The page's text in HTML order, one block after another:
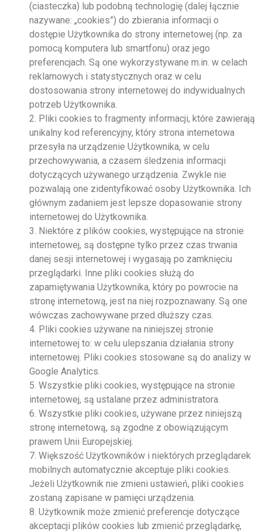
(ciasteczka) lub podobną technologię (dalej łącznie
nazywane: „cookies”) do zbierania informacji o
dostępie Użytkownika do strony internetowej (np. za
pomocą komputera lub smartfonu) oraz jego
preferencjach. Są one wykorzystywane m.in. w celach
reklamowych i statystycznych oraz w celu
dostosowania strony internetowej do indywidualnych
potrzeb Użytkownika.
2. Pliki cookies to fragmenty informacji, które zawierają
unikalny kod referencyjny, który strona internetowa
przesyła na urządzenie Użytkownika, w celu
przechowywania, a czasem śledzenia informacji
dotyczących używanego urządzenia. Zwykle nie
pozwalają one zidentyfikować osoby Użytkownika. Ich
głównym zadaniem jest lepsze dopasowanie strony
internetowej do Użytkownika.
3. Niektóre z plików cookies, występujące na stronie
internetowej, są dostępne tylko przez czas trwania
danej sesji internetowej i wygasają po zamknięciu
przeglądarki. Inne pliki cookies służą do
zapamiętywania Użytkownika, który po powrocie na
stronę internetową, jest na niej rozpoznawany. Są one
wówczas zachowywane przed dłuższy czas.
4. Pliki cookies używane na niniejszej stronie
internetowej to: w celu ulepszania działania strony
internetowej. Pliki cookies stosowane są do analizy w
Google Analytics.
5. Wszystkie pliki cookies, występujące na stronie
internetowej, są ustalane przez administratora.
6. Wszystkie pliki cookies, używane przez niniejszą
stronę internetową, są zgodne z obowiązującym
prawem Unii Europejskiej.
7. Większość Użytkowników i niektórych przeglądarek
mobilnych automatycznie akceptuje pliki cookies.
Jeżeli Użytkownik nie zmieni ustawień, pliki cookies
zostaną zapisane w pamięci urządzenia.
8. Użytkownik może zmienić preferencje dotyczące
akceptacji plików cookies lub zmienić przeglądarkę,